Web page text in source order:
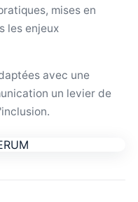
mises en
les enjeux
avec une
un levier de